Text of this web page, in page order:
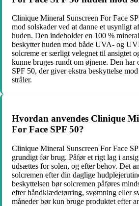
Clinique Mineral Sunscreen For Face
mod solskader ved at danne et usynligt
huden. Den indeholder en 100 %
beskytter huden mod både UVA- og
solcreme er særligt velegnet til ansigtet
kunne bruges rundt om øjnene. Den har
SPF 50, der giver ekstra beskyttelse
stråler.
Hvordan anvendes Clinique
For Face SPF 50?
Clinique Mineral Sunscreen For Face
grundigt før brug. Påfør et rigt lag i
udsættes for solen, og efter behov. Det
solcremen efter din daglige
beskyttelsen bør solcremen påføres
efter håndklædetørring, svømning eller
måneder bør kun bruge produktet efter